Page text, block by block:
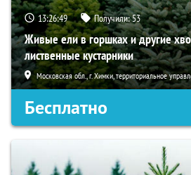
13:26:47 Получили:53
Живые ели в горшках и другие
лиственные кустарники
Московская обл., г. Химки, территориальное
Бесплатно